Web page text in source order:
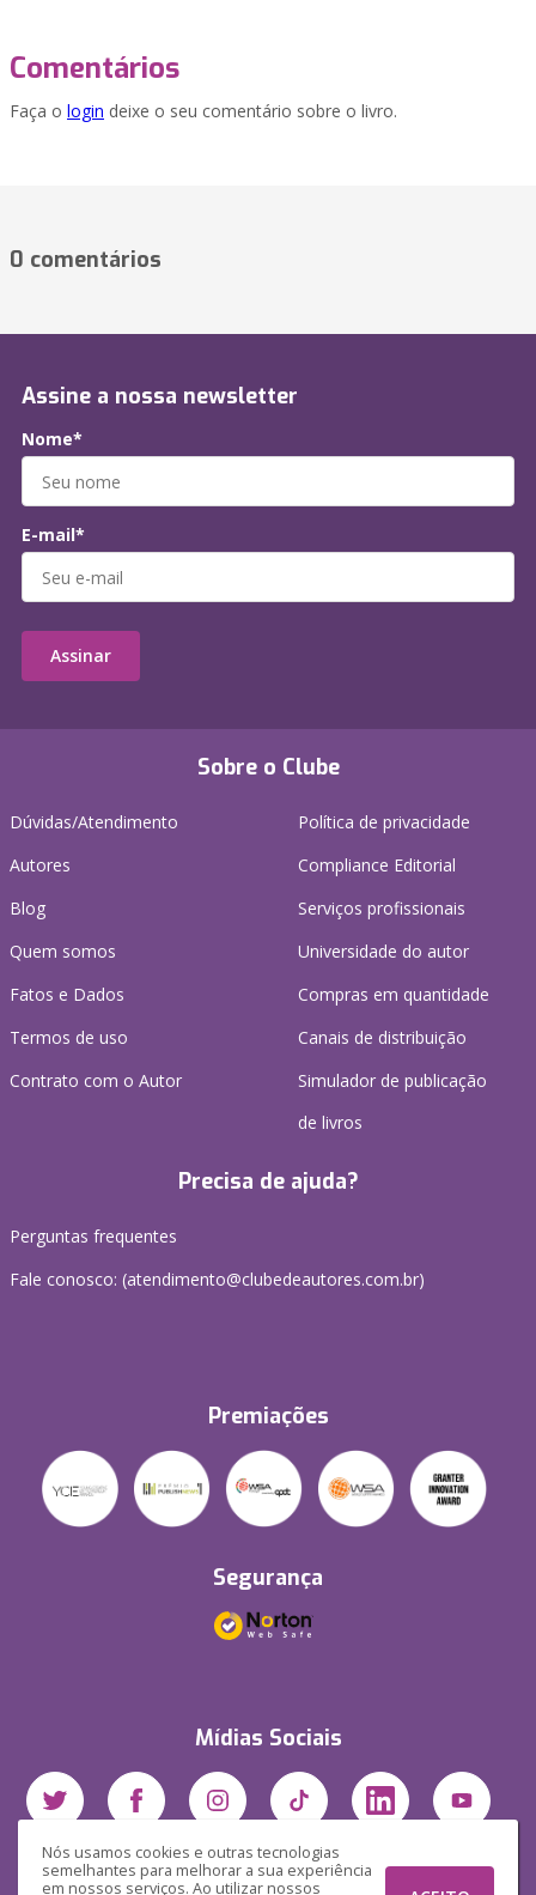
Nós usamos cookies e outras tecnologias
semelhantes para melhorar a sua experiência
em nossos serviços. Ao utilizar nossos
Comentários
Faça o login deixe o seu comentário sobre o livro.
0 comentários
Sobre o Clube
Dúvidas/Atendimento
Autores
Blog
Quem somos
Fatos e Dados
Termos de uso
Contrato com o Autor
Política de privacidade
Compliance Editorial
Serviços profissionais
Universidade do autor
Compras em quantidade
Canais de distribuição
Simulador de publicação
de livros
Precisa de ajuda?
Perguntas frequentes
Fale conosco: (atendimento@clubedeautores.com.br)
Premiações
Segurança
Mídias Sociais
Assine a nossa newsletter
Nome*
E-mail*
Assinar